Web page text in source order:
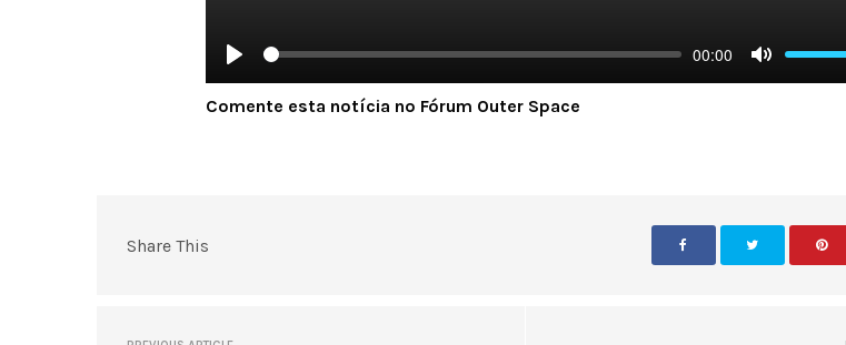
Play
00:00
Mute
Comente esta notícia no Fórum Outer Space
Share This